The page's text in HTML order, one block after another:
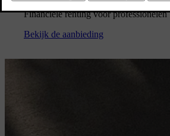
Financiële renting voor professionelen
Bekijk de aanbieding